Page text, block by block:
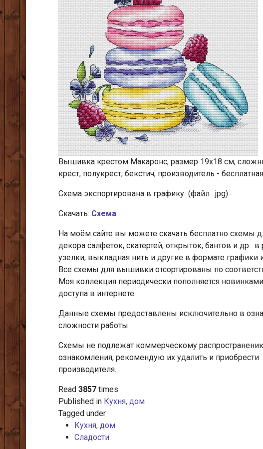
Вышивка крестом Макаронс, размер 19х18 см,
крест, полукрест, бекстич, производитель -
Схема экспортирована в графику (файл .jpg)
Скачать: Схема
На моём сайте вы можете скачать бесплатно схемы
декора салфеток, скатертей, открыток, бантов и др. в
узелки, выкладная нить и другие в формате графики
Все схемы для вышивки отсортированы по
Моя коллекция периодически пополняется
доступа в интернете.
Данные схемы предоставлены исключительно в
сложности работы.
Схемы не подлежат коммерческому
ознакомления, рекомендую их удалить и
производителя.
Read 3857 times
Published in Кухня, дом
Tagged under
Кухня, дом
Сладости